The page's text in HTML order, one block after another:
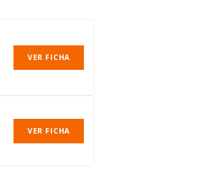
VER FICHA
VER FICHA